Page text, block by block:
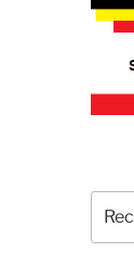
pour
: